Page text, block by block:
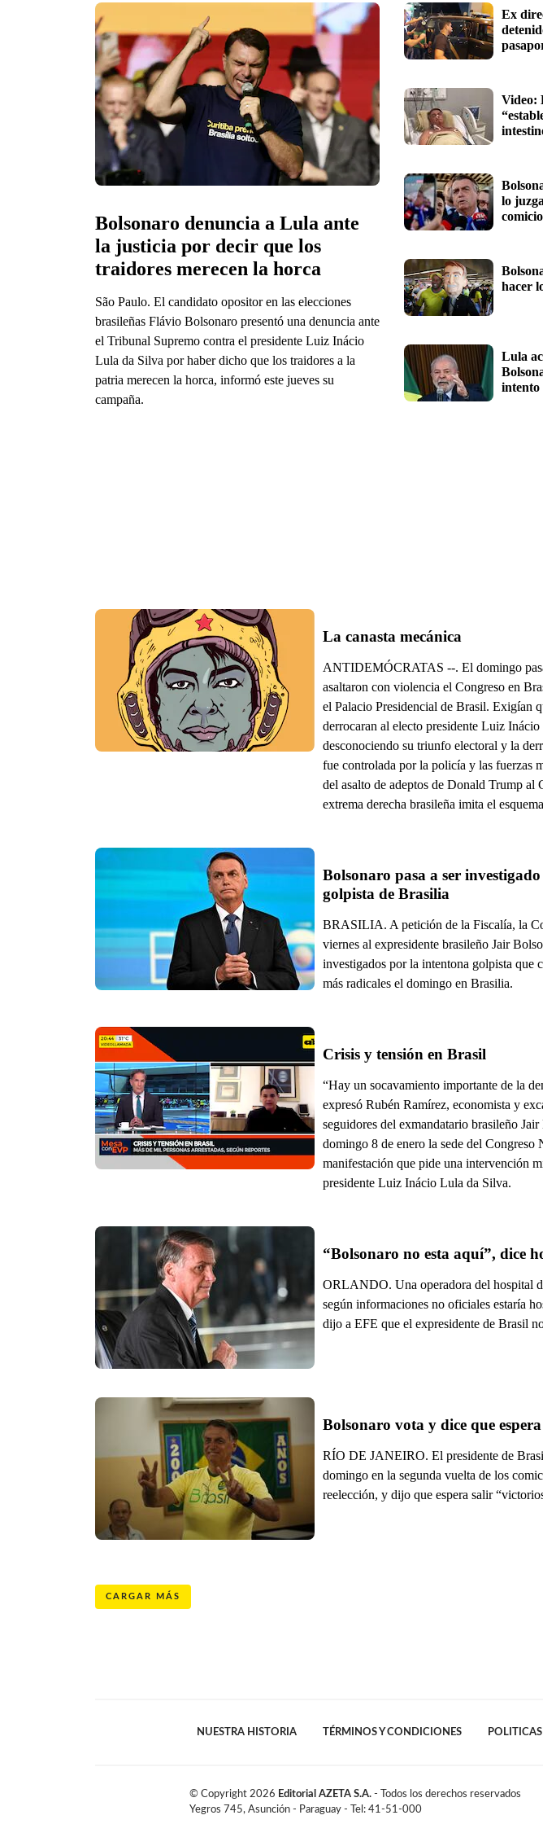
Bolsonaro denuncia a Lula ante
la justicia por decir que los
traidores merecen la horca
São Paulo. El candidato opositor en las elecciones
brasileñas Flávio Bolsonaro presentó una denuncia ante
el Tribunal Supremo contra el presidente Luiz Inácio
Lula da Silva por haber dicho que los traidores a la
patria merecen la horca, informó este jueves su
campaña.
Ex
Video:
lo
hacer
Lula
intento
La canasta mecánica
ANTIDEMÓCRATAS --. El domingo
asaltaron con violencia el Congreso en
el Palacio Presidencial de Brasil. Exigían
derrocaran al electo presidente Luiz
desconociendo su triunfo electoral y la
fue controlada por la policía y las fuerzas
del asalto de adeptos de Donald Trump al
extrema derecha brasileña imita el
Bolsonaro pasa a ser
golpista de Brasilia
BRASILIA. A petición de la Fiscalía, la
viernes al expresidente brasileño Jair
investigados por la intentona golpista que
más radicales el domingo en Brasilia.
Crisis y tensión en Brasil
“Hay un socavamiento importante de la
expresó Rubén Ramírez, economista y
seguidores del exmandatario brasileño
domingo 8 de enero la sede del Congreso
manifestación que pide una intervención
presidente Luiz Inácio Lula da Silva.
“Bolsonaro no esta aquí”, dice
ORLANDO. Una operadora del hospital
según informaciones no oficiales estaría
dijo a EFE que el expresidente de Brasil
Bolsonaro vota y dice que
RÍO DE JANEIRO. El presidente de
domingo en la segunda vuelta de los
reelección, y dijo que espera salir
CARGAR MÁS
NUESTRA HISTORIA TÉRMINOS Y CONDICIONES
© Copyright 2026 Editorial AZETA S.A. - Todos los derechos reservados
Yegros 745, Asunción - Paraguay - Tel: 41-51-000